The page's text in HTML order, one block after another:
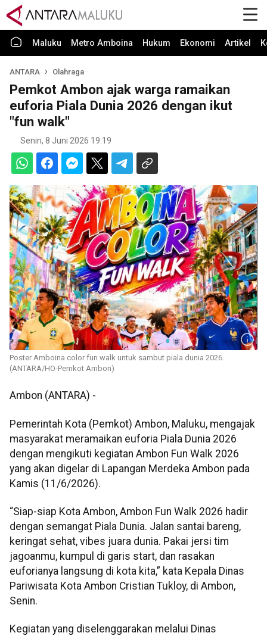
Maluku Metro Amboina Hukum Ekonomi Artikel
ANTARA Olahraga
Pemkot Ambon ajak warga ramaikan
euforia Piala Dunia 2026 dengan ikut
"fun walk"
Senin, 8 Juni 2026 19:19
Poster Amboina color fun walk untuk sambut piala dunia 2026.
(ANTARA/HO-Pemkot Ambon)
Ambon (ANTARA) -
Pemerintah Kota (Pemkot) Ambon, Maluku, mengajak
masyarakat meramaikan euforia Piala Dunia 2026
dengan mengikuti kegiatan Ambon Fun Walk 2026
yang akan digelar di Lapangan Merdeka Ambon pada
Kamis (11/6/2026).
“Siap-siap Kota Ambon, Ambon Fun Walk 2026 hadir
dengan semangat Piala Dunia. Jalan santai bareng,
keringat sehat, vibes juara dunia. Pakai jersi tim
jagoanmu, kumpul di garis start, dan rasakan
euforianya langsung di kota kita,” kata Kepala Dinas
Pariwisata Kota Ambon Cristian Tukloy, di Ambon,
Senin.
Kegiatan yang diselenggarakan melalui Dinas